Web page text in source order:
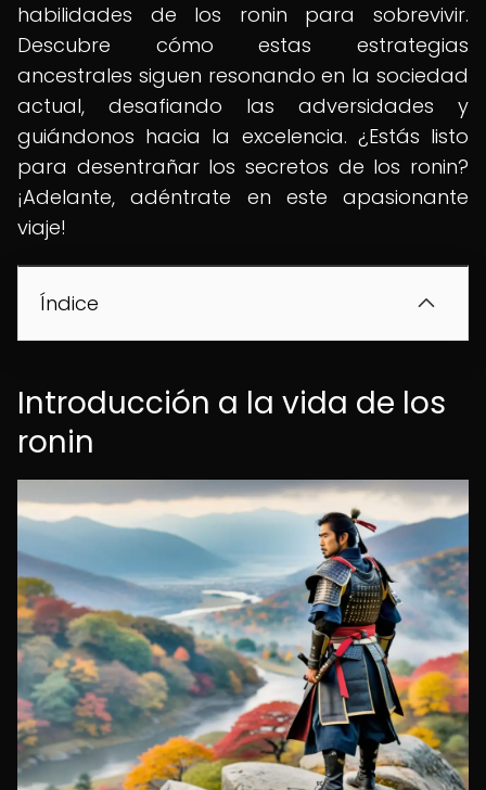
habilidades de los ronin para sobrevivir.
Descubre cómo estas estrategias
ancestrales siguen resonando en la sociedad
actual, desafiando las adversidades y
guiándonos hacia la excelencia. ¿Estás listo
para desentrañar los secretos de los ronin?
¡Adelante, adéntrate en este apasionante
viaje!
Índice
Introducción a la vida de los
ronin